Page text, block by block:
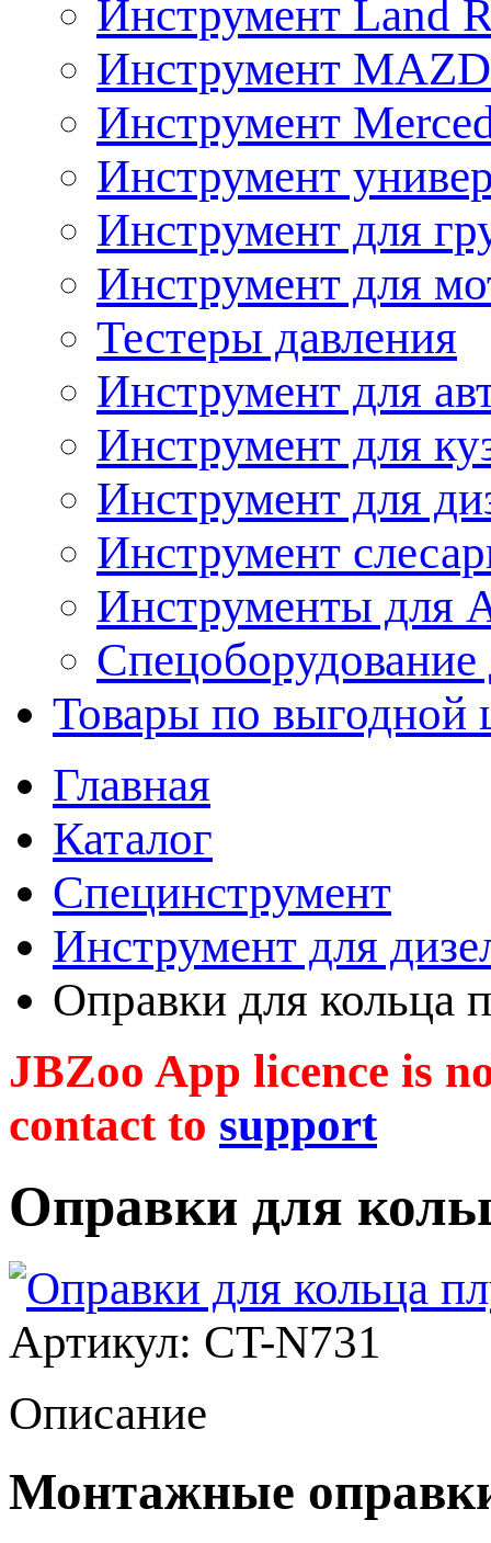
Инструмент Land
Инструмент
Инструмент
Инструмент
Инструмент для
Инструмент для
Тестеры давления
Инструмент для
Инструмент для
Инструмент для
Инструмент
Инструменты
Спецоборудование
Товары по выгодной
Главная
Каталог
Специнструмент
Инструмент для
Оправки для
JBZoo App licence is
contact to support
Оправки для
Артикул: CT-N731
Описание
Монтажные